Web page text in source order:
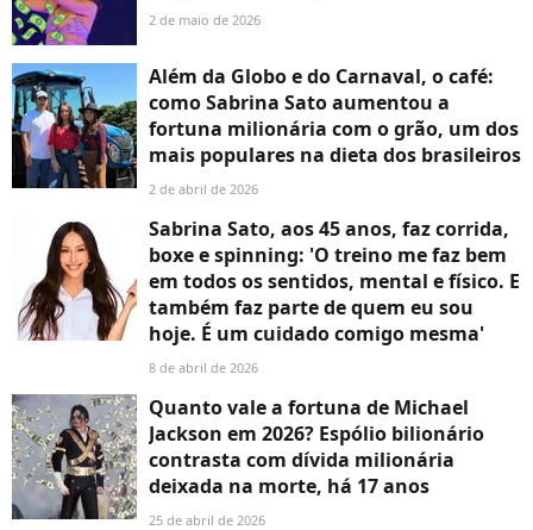
2 de maio de 2026
Além da Globo e do Carnaval, o café:
como Sabrina Sato aumentou a
fortuna milionária com o grão, um dos
mais populares na dieta dos brasileiros
2 de abril de 2026
Sabrina Sato, aos 45 anos, faz corrida,
boxe e spinning: 'O treino me faz bem
em todos os sentidos, mental e físico. E
também faz parte de quem eu sou
hoje. É um cuidado comigo mesma'
8 de abril de 2026
Quanto vale a fortuna de Michael
Jackson em 2026? Espólio bilionário
contrasta com dívida milionária
deixada na morte, há 17 anos
25 de abril de 2026